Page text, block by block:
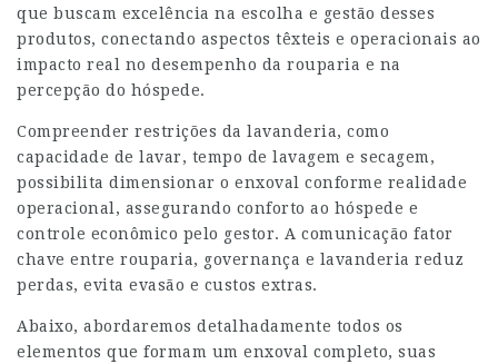
que buscam excelência na escolha e gestão desses
produtos, conectando aspectos têxteis e operacionais ao
impacto real no desempenho da rouparia e na
percepção do hóspede.
Compreender restrições da lavanderia, como
capacidade de lavar, tempo de lavagem e secagem,
possibilita dimensionar o enxoval conforme realidade
operacional, assegurando conforto ao hóspede e
controle econômico pelo gestor. A comunicação fator
chave entre rouparia, governança e lavanderia reduz
perdas, evita evasão e custos extras.
Abaixo, abordaremos detalhadamente todos os
elementos que formam um enxoval completo, suas